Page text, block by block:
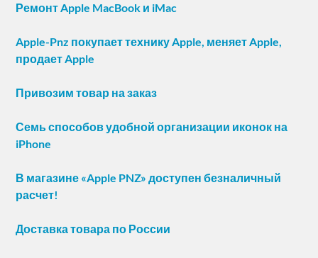
Ремонт Apple MacBook и iMac
Apple-Pnz покупает технику Apple, меняет Apple,
продает Apple
Привозим товар на заказ
Семь способов удобной организации иконок на
iPhone
В магазине «Apple PNZ» доступен безналичный
расчет!
Доставка товара по России